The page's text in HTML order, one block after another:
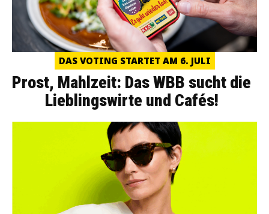
DAS VOTING STARTET AM 6. JULI
Prost, Mahlzeit: Das WBB sucht die
Lieblingswirte und Cafés!